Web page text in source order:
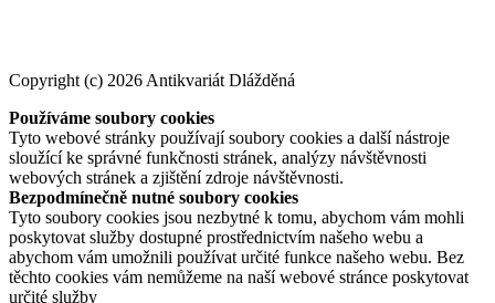
Copyright (c) 2026 Antikvariát Dlážděná
Používáme soubory cookies
Tyto webové stránky používají soubory cookies a další nástroje
sloužící ke správné funkčnosti stránek, analýzy návštěvnosti
webových stránek a zjištění zdroje návštěvnosti.
Bezpodmínečně nutné soubory cookies
Tyto soubory cookies jsou nezbytné k tomu, abychom vám mohli
poskytovat služby dostupné prostřednictvím našeho webu a
abychom vám umožnili používat určité funkce našeho webu. Bez
těchto cookies vám nemůžeme na naší webové stránce poskytovat
určité služby